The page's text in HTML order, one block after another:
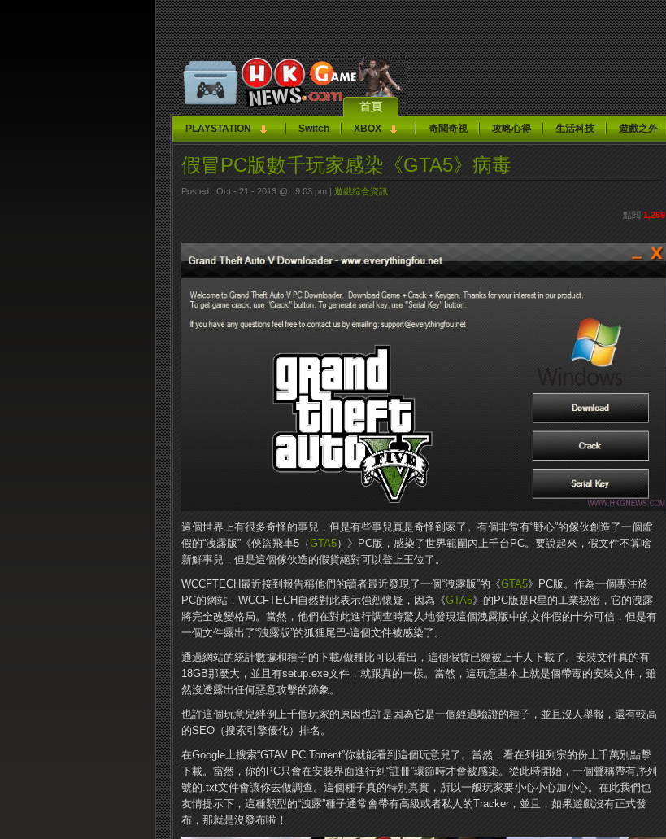
首頁
PLAYSTATION Switch XBOX 奇聞奇視 攻略心得 生活科技 遊戲之外
假冒PC版數千玩家感染《GTA5》病毒
Posted : Oct - 21 - 2013 @ : 9:03 pm | 遊戲綜合資訊
點閱 1,269
這個世界上有很多奇怪的事兒，但是有些事兒真是奇怪到家了。有個非常有“野心”的傢伙創造了一個虛
假的“洩露版”《俠盜飛車5（GTA5）》PC版，感染了世界範圍內上千台PC。要說起來，假文件不算啥
新鮮事兒，但是這個傢伙造的假貨絕對可以登上王位了。
WCCFTECH最近接到報告稱他們的讀者最近發現了一個“洩露版”的《GTA5》PC版。作為一個專注於
PC的網站，WCCFTECH自然對此表示強烈懷疑，因為《GTA5》的PC版是R星的工業秘密，它的洩露
將完全改變格局。當然，他們在對此進行調查時驚人地發現這個洩露版中的文件假的十分可信，但是有
一個文件露出了“洩露版”的狐狸尾巴-這個文件被感染了。
通過網站的統計數據和種子的下載/做種比可以看出，這個假貨已經被上千人下載了。安裝文件真的有
18GB那麼大，並且有setup.exe文件，就跟真的一樣。當然，這玩意基本上就是個帶毒的安裝文件，雖
然沒透露出任何惡意攻擊的跡象。
也許這個玩意兒絆倒上千個玩家的原因也許是因為它是一個經過驗證的種子，並且沒人舉報，還有較高
的SEO（搜​​索引擎優化）排名。
在Google上搜索“GTAV PC Torrent”你就能看到這個玩意兒了。當然，看在列祖列宗的份上千萬別點擊
下載。當然，你的PC只會在安裝界面進行到“註冊”環節時才會被感染。從此時開始，一個聲稱帶有序列
號的.txt文件會讓你去做調查。這個種子真的特別真實，所以一般玩家要小心小心加小心。在此我們也
友情提示下，這種類型的“洩露”種子通常會帶有高級或者私人的Tracker，並且，如果遊戲沒有正式發
布，那就是沒發布啦！